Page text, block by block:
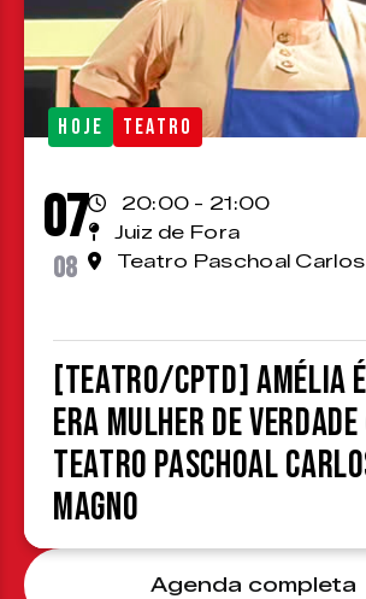
HOJE TEATRO
07
08
20:00 - 21:00
Juiz de Fora
Teatro Paschoal
[TEATRO/CPTD] Amélia
era mulher de verdade
Teatro Paschoal
Magno
Agenda completa